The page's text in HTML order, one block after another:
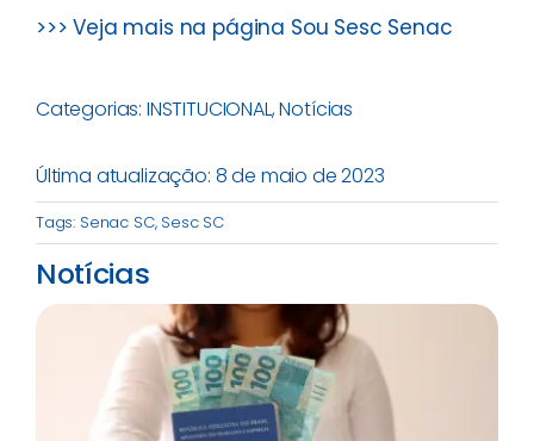
>>> Veja mais na página Sou Sesc Senac
Categorias: INSTITUCIONAL,Notícias
Última atualização: 8 de maio de 2023
Tags: Senac SC, Sesc SC
Notícias